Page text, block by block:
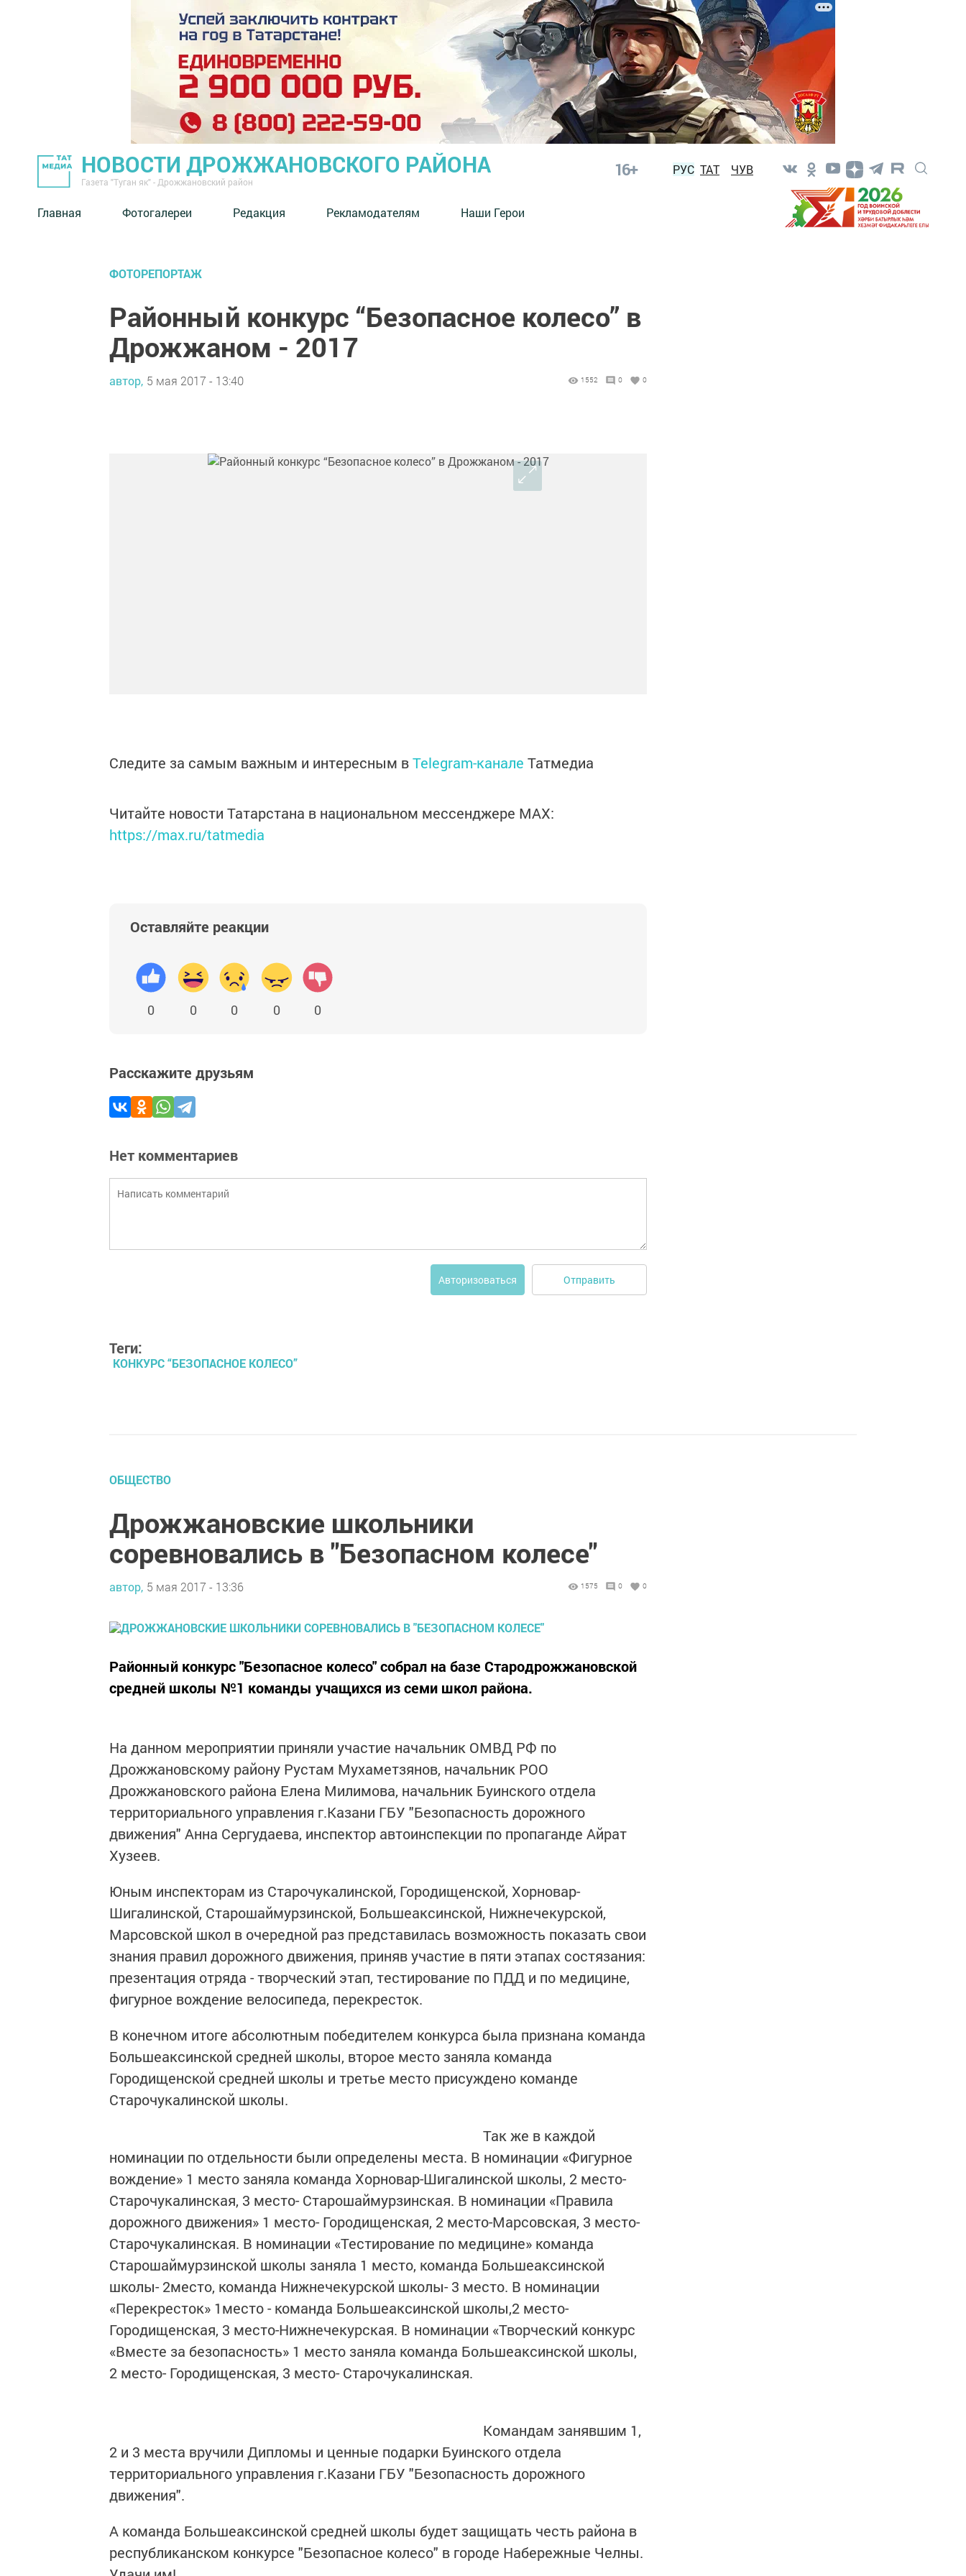
НОВОСТИ ДРОЖЖАНОВСКОГО РАЙОНА
Газета "Туган як" - Дрожжановский район
16+ РУС ТАТ ЧУВ
Главная Фотогалереи Редакция Рекламодателям Наши Герои
ФОТОРЕПОРТАЖ
Районный конкурс “Безопасное колесо” в
Дрожжаном - 2017
автор, 5 мая 2017 - 13:40 1552 0 0
Следите за самым важным и интересным вTelegram-канале Татмедиа
Читайте новости Татарстана в национальном мессенджере MАХ:
https://max.ru/tatmedia
Оставляйте реакции
0 0 0 0 0
Расскажите друзьям
Нет комментариев
Авторизоваться Отправить
Теги:
КОНКУРС “БЕЗОПАСНОЕ КОЛЕСО”
ОБЩЕСТВО
Дрожжановские школьники
соревновались в "Безопасном колесе"
автор, 5 мая 2017 - 13:36 1575 0 0
Районный конкурс "Безопасное колесо" собрал на базе Стародрожжановской
средней школы №1 команды учащихся из семи школ района.
На данном мероприятии приняли участие начальник ОМВД РФ по
Дрожжановскому району Рустам Мухаметзянов, начальник РОО
Дрожжановского района Елена Милимова, начальник Буинского отдела
территориального управления г.Казани ГБУ "Безопасность дорожного
движения" Анна Сергудаева, инспектор автоинспекции по пропаганде Айрат
Хузеев.
Юным инспекторам из Старочукалинской, Городищенской, Хорновар-
Шигалинской, Старошаймурзинской, Большеаксинской, Нижнечекурской,
Марсовской школ в очередной раз представилась возможность показать свои
знания правил дорожного движения, приняв участие в пяти этапах состязания:
презентация отряда - творческий этап, тестирование по ПДД и по медицине,
фигурное вождение велосипеда, перекресток.
В конечном итоге абсолютным победителем конкурса была признана команда
Большеаксинской средней школы, второе место заняла команда
Городищенской средней школы и третье место присуждено команде
Старочукалинской школы.
Так же в каждой
номинации по отдельности были определены места. В номинации «Фигурное
вождение» 1 место заняла команда Хорновар-Шигалинской школы, 2 место-
Старочукалинская, 3 место- Старошаймурзинская. В номинации «Правила
дорожного движения» 1 место- Городищенская, 2 место-Марсовская, 3 место-
Старочукалинская. В номинации «Тестирование по медицине» команда
Старошаймурзинской школы заняла 1 место, команда Большеаксинской
школы- 2место, команда Нижнечекурской школы- 3 место. В номинации
«Перекресток» 1место - команда Большеаксинской школы,2 место-
Городищенская, 3 место-Нижнечекурская. В номинации «Творческий конкурс
«Вместе за безопасность» 1 место заняла команда Большеаксинской школы,
2 место- Городищенская, 3 место- Старочукалинская.
Командам занявшим 1,
2 и 3 места вручили Дипломы и ценные подарки Буинского отдела
территориального управления г.Казани ГБУ "Безопасность дорожного
движения".
А команда Большеаксинской средней школы будет защищать честь района в
республиканском конкурсе "Безопасное колесо" в городе Набережные Челны.